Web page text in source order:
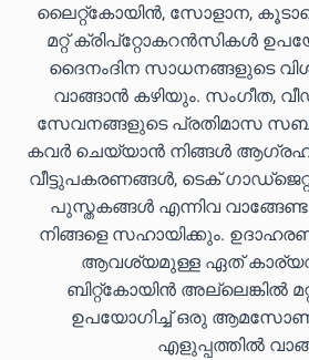
ലൈറ്റ്കോയിൻ, സോളാന,
മറ്റ് ക്രിപ്‌റ്റോകറൻസികൾ
ദൈനംദിന സാധനങ്ങളുടെ
വാങ്ങാൻ കഴിയും. സംഗീത,
സേവനങ്ങളുടെ പ്രതിമാസ
കവർ ചെയ്യാൻ നിങ്ങൾ
വീട്ടുപകരണങ്ങൾ, ടെക്
പുസ്തകങ്ങൾ എന്നിവ
നിങ്ങളെ സഹായിക്കും.
ആവശ്യമുള്ള ഏത്
ബിറ്റ്കോയിൻ അല്ലെങ്കിൽ
ഉപയോഗിച്ച് ഒരു ആമസോൺ
എളുപ്പത്തിൽ